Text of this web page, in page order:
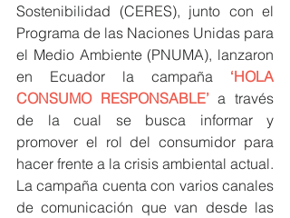
Sostenibilidad (CERES), junto con el
Programa de las Naciones Unidas para
el Medio Ambiente (PNUMA), lanzaron
en Ecuador la campaña ‘HOLA
CONSUMO RESPONSABLE’ a través
de la cual se busca informar y
promover el rol del consumidor para
hacer frente a la crisis ambiental actual.
La campaña cuenta con varios canales
de comunicación que van desde las